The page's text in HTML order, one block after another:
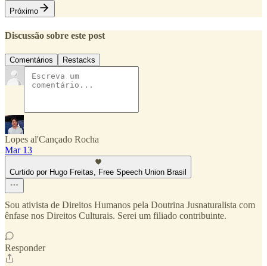
Próximo
Discussão sobre este post
Comentários Restacks
Lopes al'Cançado Rocha
Mar 13
Curtido por Hugo Freitas, Free Speech Union Brasil
Sou ativista de Direitos Humanos pela Doutrina Jusnaturalista com
ênfase nos Direitos Culturais. Serei um filiado contribuinte.
Responder